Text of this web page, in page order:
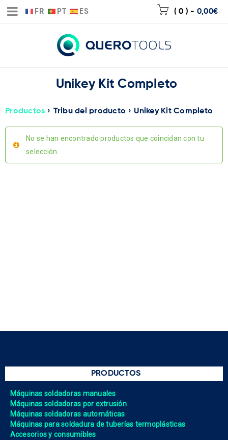
FR PT ES ( 0 ) - 0,00€
Unikey Kit Completo
Productos › Tribu del producto › Unikey Kit Completo
No se han encontrado productos que coincidan con tu
selección.
PRODUCTOS
Máquinas soldadoras manuales
Máquinas soldadoras por extrusión
Máquinas soldadoras automáticas
Máquinas para soldadura de tuberías termoplásticas
Accesorios y consumibles